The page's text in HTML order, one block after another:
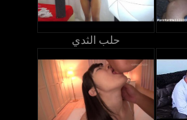
حلب الثدي